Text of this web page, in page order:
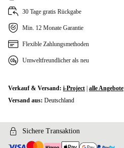
30 Tage gratis Rückgabe
Min. 12 Monate Garantie
Flexible Zahlungsmethoden
Umweltfreundlicher als neu
Verkauf & Versand: i-Project alle Angebote
Versand aus: Deutschland
Sichere Transaktion